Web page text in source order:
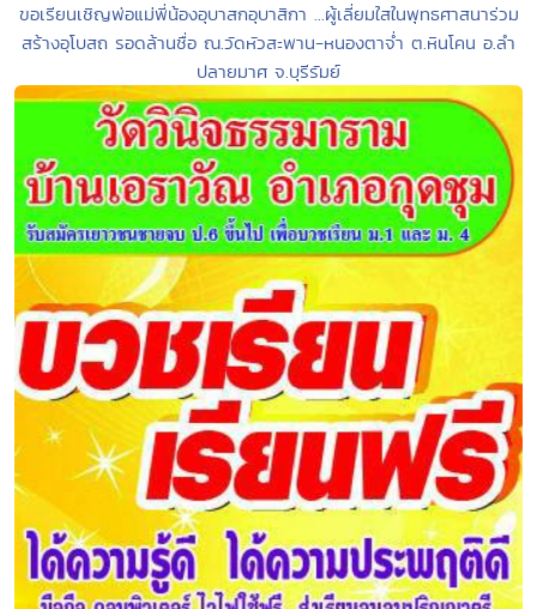
ขอเรียนเชิญพ่อแม่พี่น้องอุบาสกอุบาสิกา ...ผู้เลี่ยมใสในพุทธศาสนาร่วม
สร้างอุโบสถ รอดล้านชื่อ ณ.วัดหัวสะพาน-หนองตาจ่ำ ต.หินโคน อ.ลำ
ปลายมาศ จ.บุรีรัมย์